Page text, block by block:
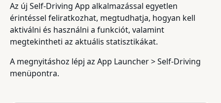
Az új Self-Driving App alkalmazással egyetlen
érintéssel feliratkozhat, megtudhatja, hogyan kell
aktiválni és használni a funkciót, valamint
megtekintheti az aktuális statisztikákat.
A megnyitáshoz lépj az App Launcher > Self-Driving
menüpontra.